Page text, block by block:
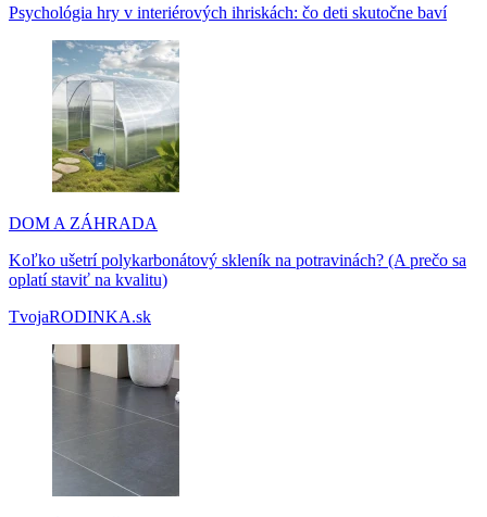
Psychológia hry v interiérových ihriskách: čo deti skutočne baví
DOM A ZÁHRADA
Koľko ušetrí polykarbonátový skleník na potravinách? (A prečo sa
oplatí staviť na kvalitu)
TvojaRODINKA.sk